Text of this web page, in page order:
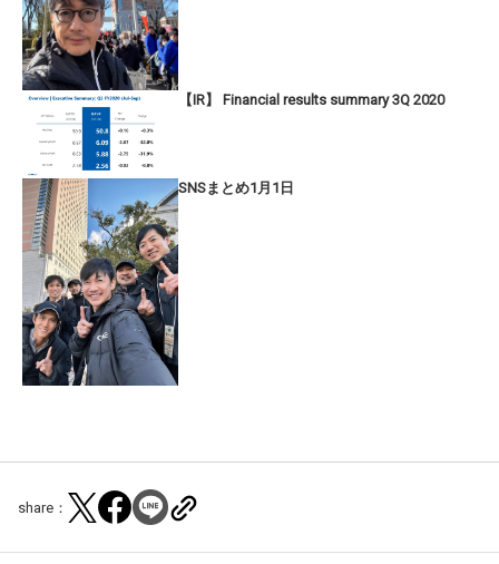
【IR】 Financial results summary 3Q 2020
SNSまとめ1月1日
share：